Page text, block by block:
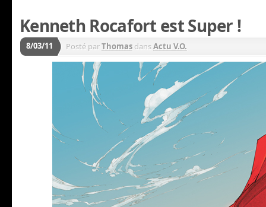
Kenneth Rocafort est Super !
8/03/11 Posté parThomas dansActu V.O.